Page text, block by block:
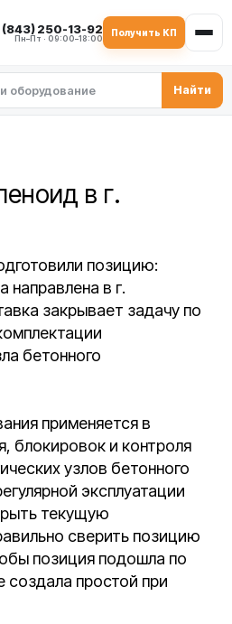
(843) 250-13-92
Пн–Пт · 09:00–18:00
Получить КП
Найти
в г.
позицию:
направлена в г.
закрывает задачу по
бетонного
применяется в
блокировок и контроля
узлов бетонного
эксплуатации
текущую
сверить позицию
позиция подошла по
создала простой при